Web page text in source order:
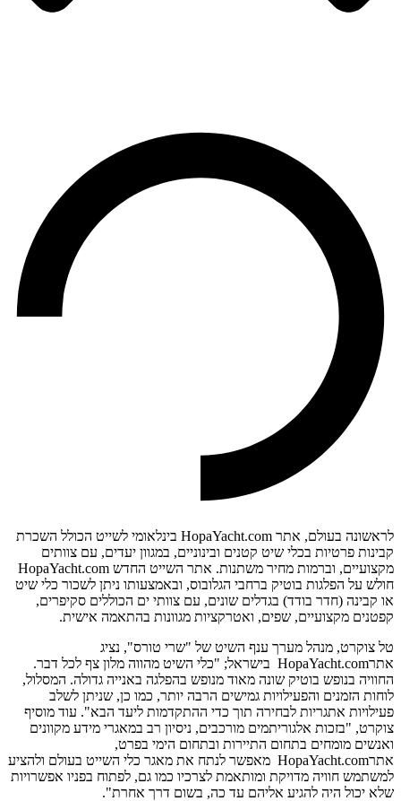
לראשונה בעולם, אתר HopaYacht.com בינלאומי לשייט הכולל השכרת
קבינות פרטיות בכלי שיט קטנים ובינוניים, במגוון יעדים, עם צוותים
מקצועיים, וברמות מחיר משתנות. אתר השייט החדש HopaYacht.com
חולש על הפלגות בוטיק ברחבי הגלובוס, ובאמצעותו ניתן לשכור כלי שיט
או קבינה (חדר בודד) בגדלים שונים, עם צוותי ים הכוללים סקיפרים,
קפטנים מקצועיים, שפים, ואטרקציות מגוונות בהתאמה אישית.
טל צוקרט, מנהל מערך ענף השיט של "שרי טורס", נציג
אתרHopaYacht.com בישראל; "כלי השיט מהווה מלון צף לכל דבר.
החוויה בנופש בוטיק שונה מאוד מנופש בהפלגה באנייה גדולה. המסלול,
לוחות הזמנים והפעילויות גמישים הרבה יותר, כמו כן, שניתן לשלב
פעילויות אתגריות לבחירה תוך כדי ההתקדמות ליעד הבא". עוד מוסיף
צוקרט, "בזכות אלגוריתמים מורכבים, ניסיון רב במאגרי מידע מקוונים
ואנשים מומחים בתחום התיירות ובתחום הימי בפרט,
אתרHopaYacht.com מאפשר לנתח את מאגר כלי השייט בעולם ולהציע
למשתמש חוויה מדויקת ומותאמת לצרכיו כמו גם, לפתוח בפניו אפשרויות
שלא יכול היה להגיע אליהם עד כה, בשום דרך אחרת".